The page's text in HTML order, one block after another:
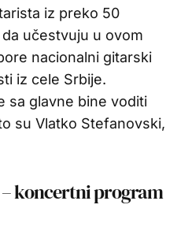
iz preko 50
učestvuju u ovom
nacionalni gitarski
iz cele Srbije.
sa glavne bine voditi
su Vlatko Stefanovski,
koncertni program